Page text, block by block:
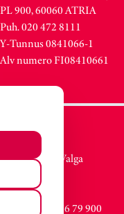
PL 900, 60060 ATRIA
Puh. 020 472 8111
Y-Tunnus 0841066-1
Alv numero FI08410661
Atria Viro
Metsa str. 19, Valga
Estonia
Vaihde +372 76 79 900